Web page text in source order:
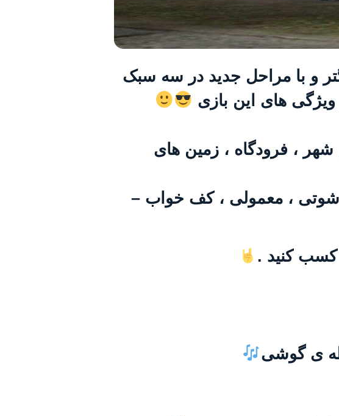
و با مراحل جدید در سه سبک
ویژگی های این بازی
، فرودگاه ، زمین های
شوتی ، معمولی ، کف خواب –
کسب کنید .